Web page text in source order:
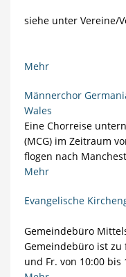
siehe unter Vereine/
Mehr
Männerchor
Wales
Eine Chorreise
(MCG) im Zeitraum
flogen nach
Mehr
Evangelische
Gemeindebüro
Gemeindebüro ist zu
und Fr. von 10:00 bis